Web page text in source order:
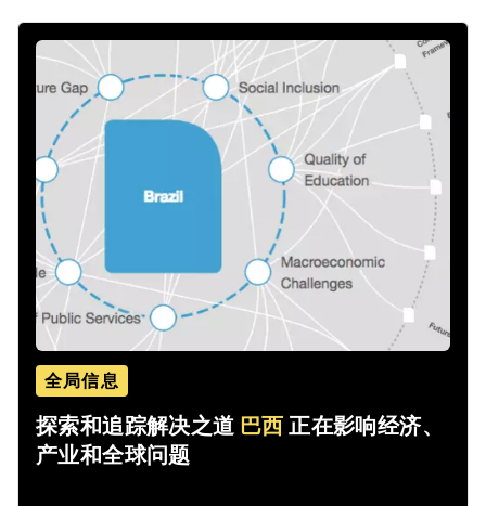
全局信息
探索和追踪解决之道 巴西 正在影响经济、
产业和全球问题